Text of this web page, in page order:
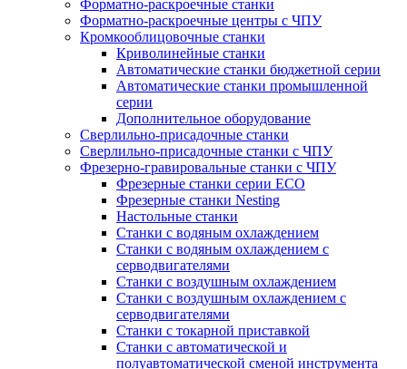
Форматно-раскроечные станки
Форматно-раскроечные центры с ЧПУ
Кромкооблицовочные станки
Криволинейные станки
Автоматические станки бюджетной серии
Автоматические станки промышленной
серии
Дополнительное оборудование
Сверлильно-присадочные станки
Сверлильно-присадочные станки с ЧПУ
Фрезерно-гравировальные станки с ЧПУ
Фрезерные станки серии ECO
Фрезерные станки Nesting
Настольные станки
Станки с водяным охлаждением
Станки с водяным охлаждением с
серводвигателями
Станки с воздушным охлаждением
Станки с воздушным охлаждением с
серводвигателями
Станки с токарной приставкой
Станки с автоматической и
полуавтоматической сменой инструмента